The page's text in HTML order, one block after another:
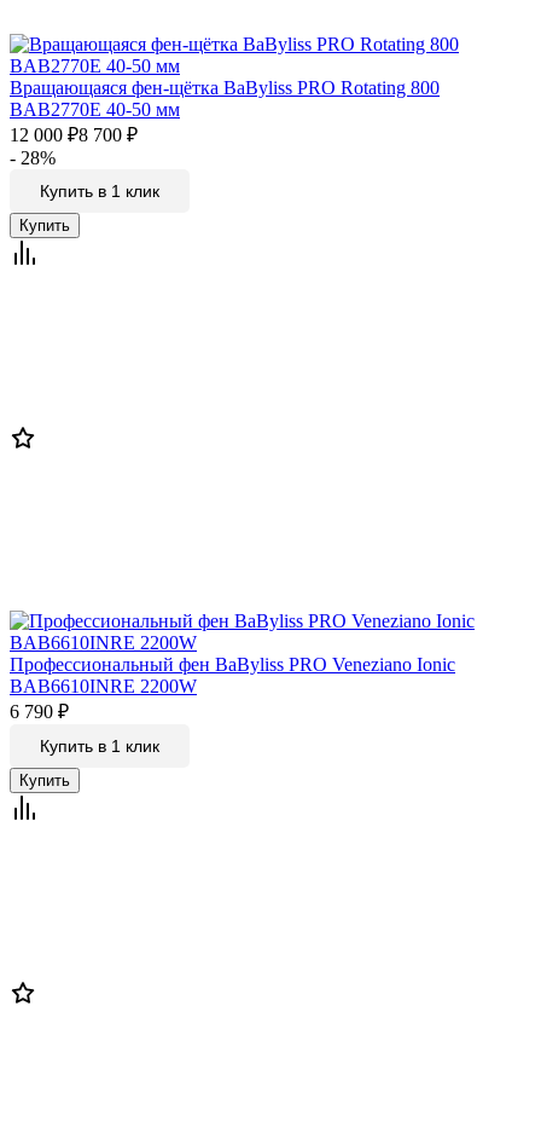
Вращающаяся фен-щётка BaByliss PRO Rotating 800
BAB2770E 40-50 мм
12 000 ₽8 700 ₽
- 28%
Купить в 1 клик
Профессиональный фен BaByliss PRO Veneziano Ionic
BAB6610INRE 2200W
6 790 ₽
Купить в 1 клик